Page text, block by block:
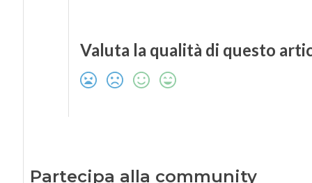
Valuta la qualità di questo
Partecipa alla community